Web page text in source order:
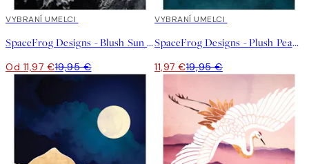
40%*
VYBRANÍ UMELCI
SpaceFrog Designs - Blush Sun Plagát
Od 11,97 €19,95 €
40%*
VYBRANÍ UMELCI
SpaceFrog Designs - Plush Peaks Plagát
11,97 €19,95 €